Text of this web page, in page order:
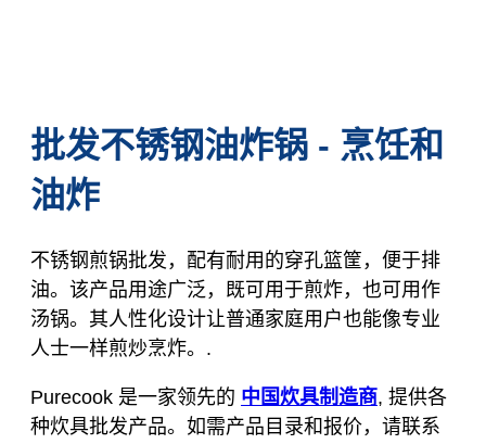
批发不锈钢油炸锅 - 烹饪和
油炸
不锈钢煎锅批发，配有耐用的穿孔篮筐，便于排
油。该产品用途广泛，既可用于煎炸，也可用作
汤锅。其人性化设计让普通家庭用户也能像专业
人士一样煎炒烹炸。.
Purecook 是一家领先的 中国炊具制造商, 提供各
种炊具批发产品。如需产品目录和报价，请联系